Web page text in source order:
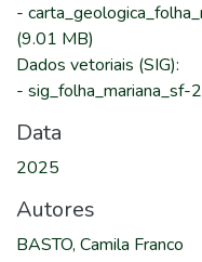
-
(9.01 MB)
Dados vetoriais (SIG):
-
Data
2025
Autores
BASTO, Camila Franco